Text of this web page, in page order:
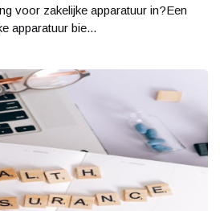
voor zakelijke apparatuur in?Een
apparatuur bie...